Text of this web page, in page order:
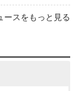
ースをもっと見る